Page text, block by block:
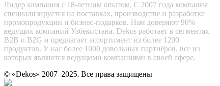
Лидер компания с 18-летним опытом. С 2007 года компания
специализируется на поставках, производстве и разработке
промопродукции и бизнес-подарков. Нам доверяют 90%
ведущих компаний Узбекистана. Dekos работает в сегментах
B2B и B2G и предлагает ассортимент из более 1200
продуктов. У нас более 1000 довольных партнёров, все из
которых являются ведущими компаниями в своей сфере.
© «Dekos» 2007–2025. Все права защищены